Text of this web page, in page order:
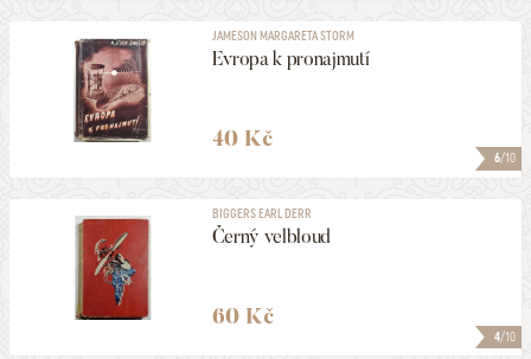
6/10
JAMESON MARGARETA STORM
Evropa k pronajmutí
40 Kč
4/10
BIGGERS EARL DERR
Černý velbloud
60 Kč